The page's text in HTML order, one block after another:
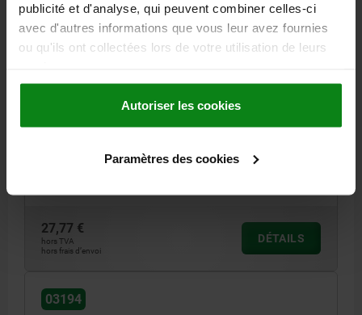
publicité et d'analyse, qui peuvent combiner celles-ci
avec d'autres informations que vous leur avez fournies
ou qu'ils ont collectées lors de votre utilisation de leurs
Autoriser les cookies
Paramètres des cookies
GOUPILLE D'ARRÊT AVEC BOUTON DE MANOEUVRE,
DIAMÈTRE DE BOULON=5 LONGUEUR=40
FORCE DE CISAILLEMENT DOUBLE KN MAX.=24,4 D=20,6
ALÉSAGE DE RÉCEPTION H11=5
27,77 €
hors TVA
hors frais d’envoi
DÉTAILS
03194